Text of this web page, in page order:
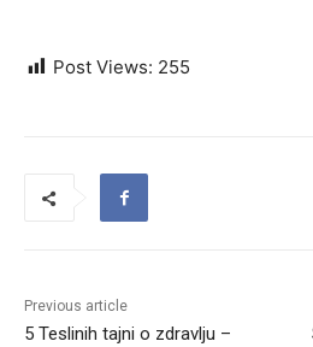
Post Views: 255
Previous article
5 Teslinih tajni o zdravlju –